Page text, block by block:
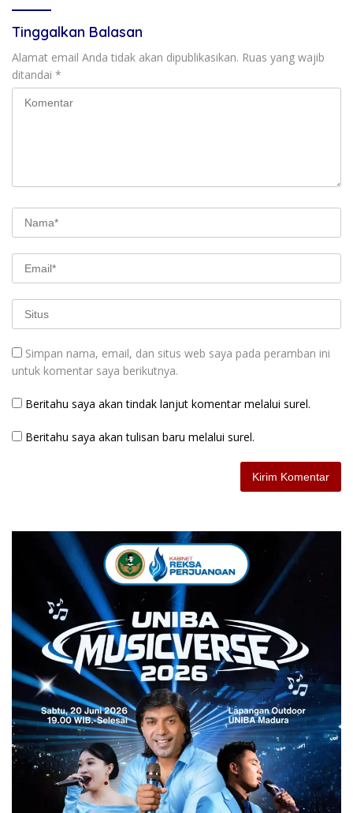
Tinggalkan Balasan
Alamat email Anda tidak akan dipublikasikan. Ruas yang wajib
ditandai *
Simpan nama, email, dan situs web saya pada peramban ini
untuk komentar saya berikutnya.
Beritahu saya akan tindak lanjut komentar melalui surel.
Beritahu saya akan tulisan baru melalui surel.